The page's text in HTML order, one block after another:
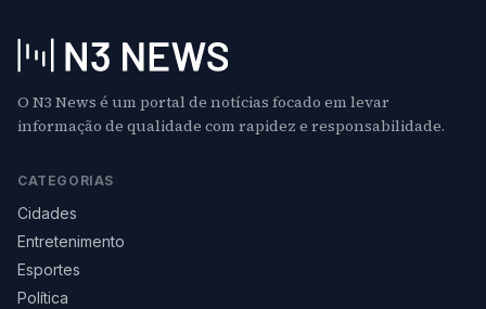
O N3 News é um portal de notícias focado em levar
informação de qualidade com rapidez e responsabilidade.
CATEGORIAS
Cidades
Entretenimento
Esportes
Política